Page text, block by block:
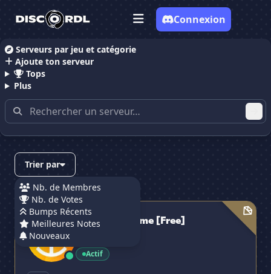
Serveurs par jeu et catégorie
Ajoute ton serveur
Tops
Plus
Connexion
Accueil
Serveurs Discord contenant
"free"
Trier par
Nb. de Membres
Nb. de Votes
Bumps Récents
Meilleures Notes
Nouveaux
5/5
Ilerio graphisme [Free]
Ilerio graphisme [Free]
Actif